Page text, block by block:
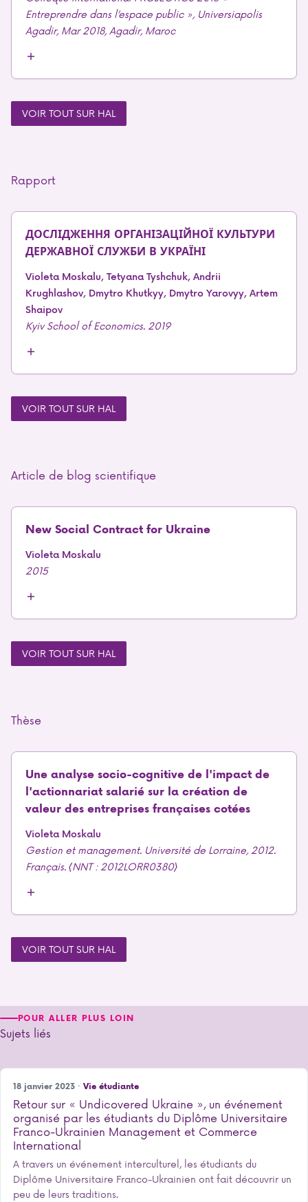
Entreprendre dans l’espace public », Universiapolis
Agadir, Mar 2018, Agadir, Maroc
VOIR TOUT SUR HAL
Rapport
ДОСЛІДЖЕННЯ ОРГАНІЗАЦІЙНОЇ КУЛЬТУРИ
ДЕРЖАВНОЇ СЛУЖБИ В УКРАЇНІ
Violeta Moskalu, Tetyana Tyshchuk, Andrii
Krughlashov, Dmytro Khutkyy, Dmytro Yarovyy, Artem
Shaipov
Kyiv School of Economics. 2019
VOIR TOUT SUR HAL
Article de blog scientifique
New Social Contract for Ukraine
Violeta Moskalu
2015
VOIR TOUT SUR HAL
Thèse
Une analyse socio-cognitive de l'impact de
l'actionnariat salarié sur la création de
valeur des entreprises françaises cotées
Violeta Moskalu
Gestion et management. Université de Lorraine, 2012.
Français. ⟨NNT : 2012LORR0380⟩
VOIR TOUT SUR HAL
POUR ALLER PLUS LOIN
Sujets liés
18 janvier 2023 · Vie étudiante
Retour sur « Undicovered Ukraine », un événement
organisé par les étudiants du Diplôme Universitaire
Franco-Ukrainien Management et Commerce
International
A travers un événement interculturel, les étudiants du
Diplôme Universitaire Franco-Ukrainien ont fait découvrir un
peu de leurs traditions.